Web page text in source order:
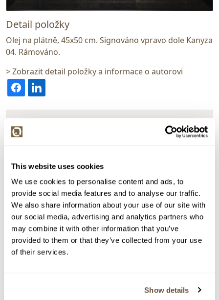
This website uses cookies
We use cookies to personalise content and ads, to
provide social media features and to analyse our traffic.
We also share information about your use of our site with
our social media, advertising and analytics partners who
may combine it with other information that you’ve
provided to them or that they’ve collected from your use
of their services.
Show details
Detail položky
Olej na plátně, 45x50 cm. Signováno vpravo dole Kanyza
04. Rámováno.
> Zobrazit detail položky a informace o autorovi
> zpět na aukční výsledky
VYDRAŽENO
160021. Dvojice
Dražba ukončena:
25.06.2026 21:10:00
Vyvolávací cena:
5 000 Kč
vydraženo za:
35 000 Kč
Zpět na aukční výsledky
> Zobrazit informaci jak prodat obraz v aukci